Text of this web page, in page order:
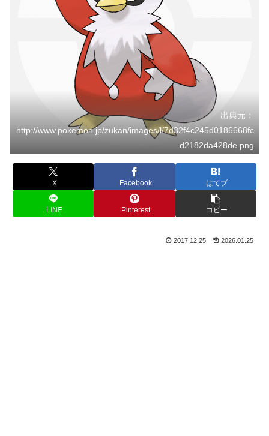
出典元：
http://www.pokemon.jp/zukan/images/l/7d32f4c245d0186668fc
d2182da428de.png
X Facebook はてブ
LINE Pinterest コピー
2017.12.25 2026.01.25